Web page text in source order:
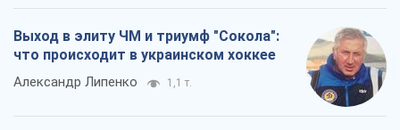
Выход в элиту ЧМ и триумф "Сокола":
что происходит в украинском хоккее
Александр Липенко 1,1 т.